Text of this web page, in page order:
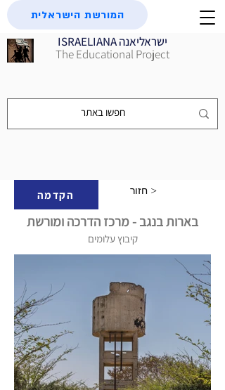
ISRAELIANA ישראליאנה
The Educational Project
המורשת הישראלית
הקדמה חזור >
בארות בנגב - מרכז הדרכה ומורשת
קיבוץ עלומים